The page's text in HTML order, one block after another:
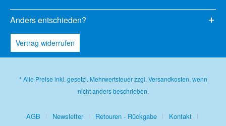
Anders entschieden?
Vertrag widerrufen
* Alle Preise inkl. gesetzl. Mehrwertsteuer zzgl. Versandkosten, wenn
nicht anders beschrieben.
AGB Newsletter Retouren - Rückgabe
Kontakt